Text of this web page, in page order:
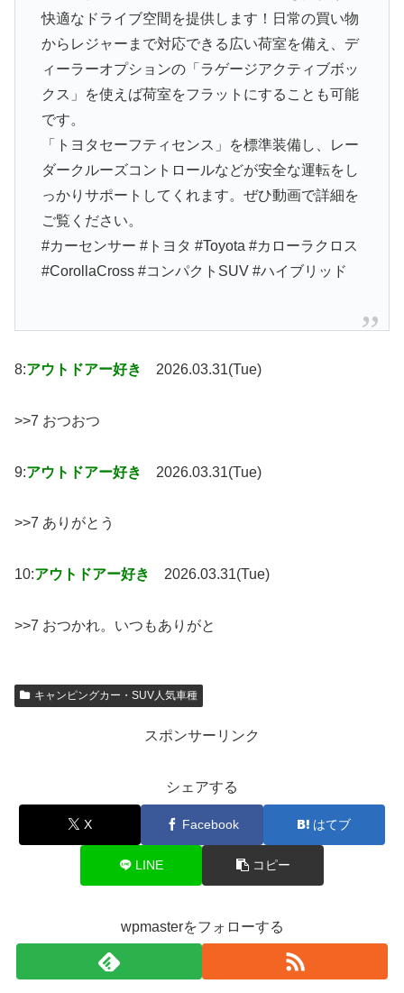
快適なドライブ空間を提供します！日常の買い物
からレジャーまで対応できる広い荷室を備え、デ
ィーラーオプションの「ラゲージアクティブボッ
クス」を使えば荷室をフラットにすることも可能
です。
「トヨタセーフティセンス」を標準装備し、レー
ダークルーズコントロールなどが安全な運転をし
っかりサポートしてくれます。ぜひ動画で詳細を
ご覧ください。
#カーセンサー #トヨタ #Toyota #カローラクロス
#CorollaCross #コンパクトSUV #ハイブリッド
8:アウトドアー好き 2026.03.31(Tue)
>>7 おつおつ
9:アウトドアー好き 2026.03.31(Tue)
>>7 ありがとう
10:アウトドアー好き 2026.03.31(Tue)
>>7 おつかれ。いつもありがと
キャンピングカー・SUV人気車種
スポンサーリンク
シェアする
X Facebook はてブ
LINE コピー
wpmasterをフォローする